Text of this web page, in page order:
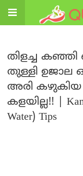
തിളച്ച
തുള്ളി ഉജാല
അരി
കളയില്ല!! |
Water) Tips